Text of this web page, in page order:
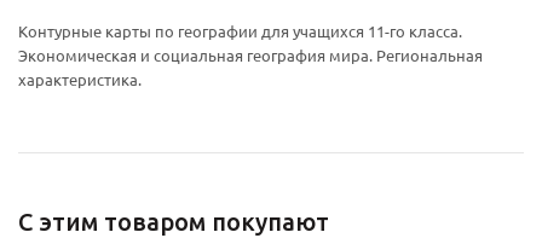
Контурные карты по географии для учащихся 11-го класса.
Экономическая и социальная география мира. Региональная
характеристика.
С этим товаром покупают
конфидициальности
конфидициальности